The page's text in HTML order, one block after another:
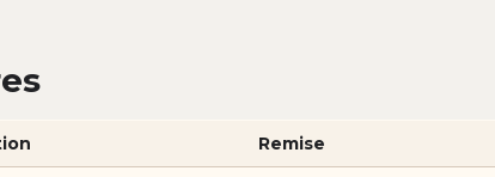
Remise